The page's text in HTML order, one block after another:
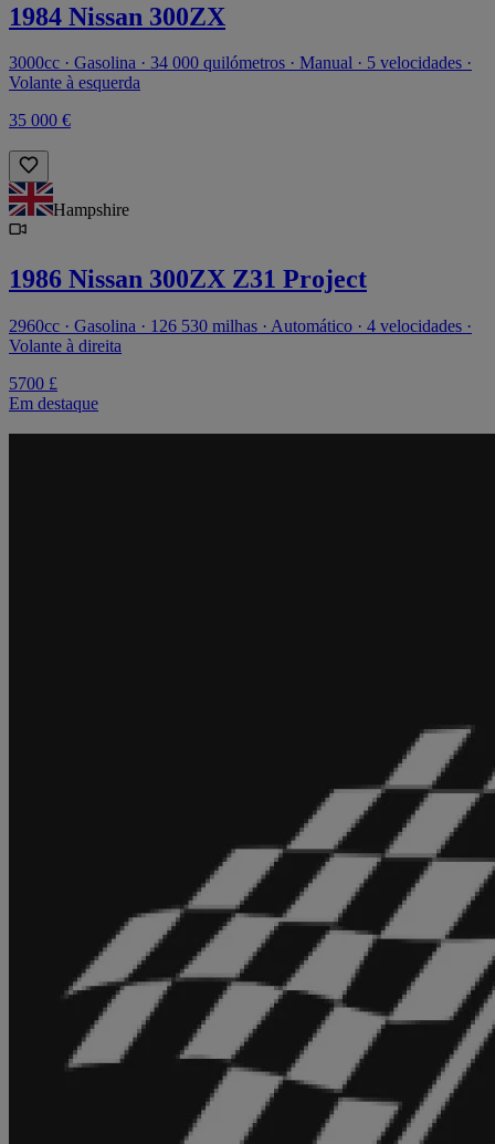
1984 Nissan 300ZX
3000cc · Gasolina · 34 000 quilómetros · Manual · 5 velocidades ·
Volante à esquerda
35 000 €
Hampshire
1986 Nissan 300ZX Z31 Project
2960cc · Gasolina · 126 530 milhas · Automático · 4 velocidades ·
Volante à direita
5700 £
Em destaque